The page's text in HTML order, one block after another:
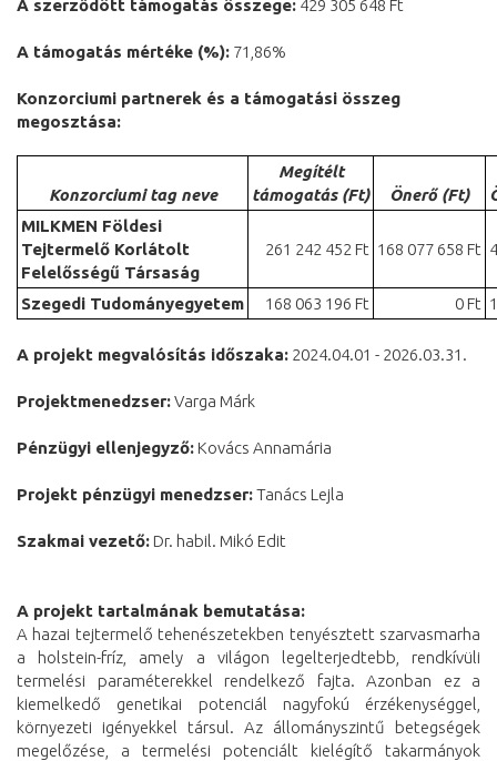
A szerződött támogatás összege: 429 305 648 Ft
A támogatás mértéke (%): 71,86%
Konzorciumi partnerek és a támogatási összeg
megosztása:
Konzorciumi tag neve
Megítélt
támogatás (Ft)
Önerő (Ft)
MILKMEN Földesi
Tejtermelő Korlátolt
Felelősségű Társaság
261 242 452 Ft 168 077 658 Ft
Szegedi Tudományegyetem 168 063 196 Ft 0 Ft
A projekt megvalósítás időszaka: 2024.04.01 - 2026.03.31.
Projektmenedzser:Varga Márk
Pénzügyi ellenjegyző: Kovács Annamária
Projekt pénzügyi menedzser:Tanács Lejla
Szakmai vezető: Dr. habil. Mikó Edit
A projekt tartalmának bemutatása:
A hazai tejtermelő tehenészetekben tenyésztett szarvasmarha
a holstein-fríz, amely a világon legelterjedtebb, rendkívüli
termelési paraméterekkel rendelkező fajta. Azonban ez a
kiemelkedő genetikai potenciál nagyfokú érzékenységgel,
környezeti igényekkel társul. Az állományszintű betegségek
megelőzése, a termelési potenciált kielégítő takarmányok